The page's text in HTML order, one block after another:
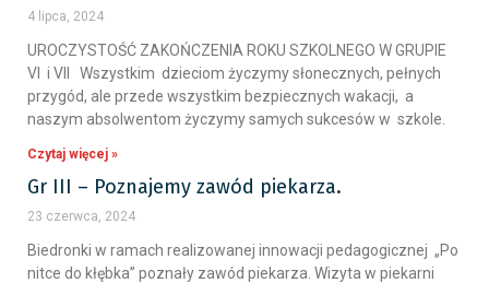
4 lipca, 2024
UROCZYSTOŚĆ ZAKOŃCZENIA ROKU SZKOLNEGO W GRUPIE
VI i VII Wszystkim dzieciom życzymy słonecznych, pełnych
przygód, ale przede wszystkim bezpiecznych wakacji, a
naszym absolwentom życzymy samych sukcesów w szkole.
Czytaj więcej »
Gr III – Poznajemy zawód piekarza.
23 czerwca, 2024
Biedronki w ramach realizowanej innowacji pedagogicznej „Po
nitce do kłębka” poznały zawód piekarza. Wizyta w piekarni